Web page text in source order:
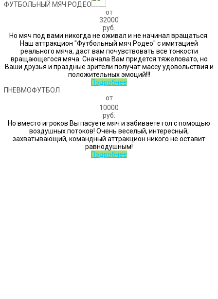
ФУТБОЛЬНЫЙ МЯЧ РОДЕО
от
32000
руб.
Но мяч под вами никогда не оживал и не начинал вращаться.
Наш аттракцион "Футбольный мяч Родео" с имитацией
реального мяча, даст вам почувствовать все тонкости
вращающегося мяча. Сначала Вам придется тяжеловато, но
Ваши друзья и праздные зрители получат массу удовольствия и
положительных эмоций!!!
Подробнее
ПНЕВМОФУТБОЛ
от
10000
руб.
Но вместо игроков Вы пасуете мяч и забиваете гол с помощью
воздушных потоков! Очень веселый, интересный,
захватывающий, командный аттракцион никого не оставит
равнодушным!
Подробнее